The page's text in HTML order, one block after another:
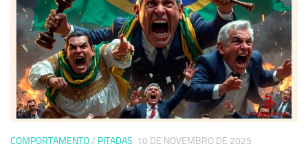
COMPORTAMENTO/ PITADAS 10 DE NOVEMBRO DE 2025